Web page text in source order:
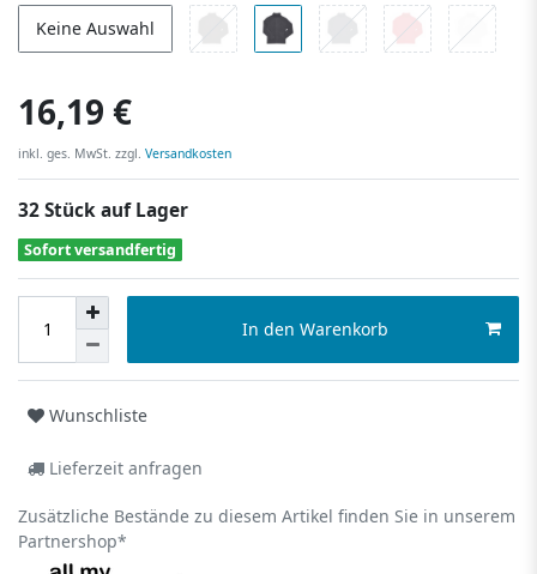
Keine Auswahl
16,19 €
inkl. ges. MwSt. zzgl. Versandkosten
32 Stück auf Lager
Sofort versandfertig
In den Warenkorb
Wunschliste
Lieferzeit anfragen
Zusätzliche Bestände zu diesem Artikel finden Sie in unserem
Partnershop*